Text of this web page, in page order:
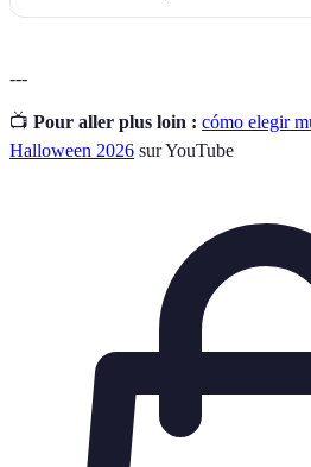
---
📺 Pour aller plus loin : cómo elegir
Halloween 2026 sur YouTube